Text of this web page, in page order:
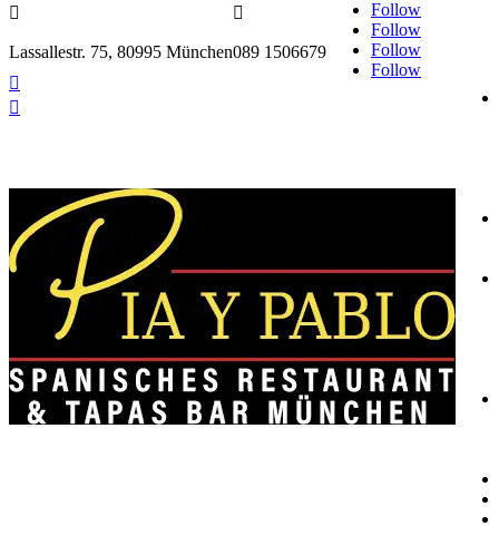

Lassallestr. 75, 80995 München

089 1506679
Follow
Follow
Follow
Follow

